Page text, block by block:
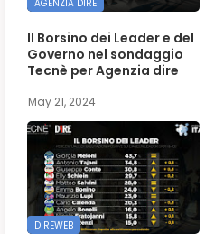
AGENZIA DIRE
Il Borsino dei Leader e del
Governo nel sondaggio
Tecnè per Agenzia dire
May 21, 2024
DIREWEB